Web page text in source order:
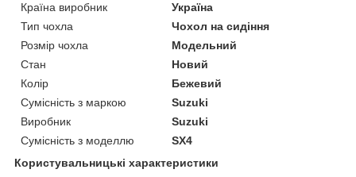
Країна виробник
Україна
Тип чохла
Чохол на сидіння
Розмір чохла
Модельний
Стан
Новий
Колір
Бежевий
Сумісність з маркою
Suzuki
Виробник
Suzuki
Сумісність з моделлю
SX4
Користувальницькі характеристики